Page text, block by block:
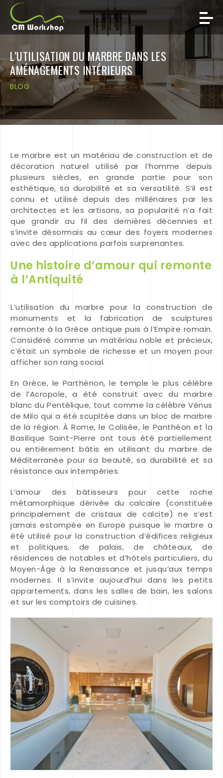
L’UTILISATION DU MARBRE DANS LES
AMÉNAGEMENTS INTÉRIEURS
BLOG
Le marbre est un matériau de construction et de
décoration naturel utilisé par l’homme depuis
plusieurs siècles, en grande partie pour son
esthétique, sa durabilité et sa versatilité. S’il est
connu et utilisé depuis des millénaires par les
architectes et les artisans, sa popularité n’a fait
que grandir au fil des dernières décennies et
s’invite désormais au cœur des foyers modernes
avec des applications parfois surprenantes.
Une histoire d’amour qui remonte
à l’Antiquité
L’utilisation du marbre pour la construction de
monuments et la fabrication de sculptures
remonte à la Grèce antique puis à l’Empire romain.
Considéré comme un matériau noble et précieux,
c’était un symbole de richesse et un moyen pour
afficher son rang social.
En Grèce, le Parthénon, le temple le plus célèbre
de l’Acropole, a été construit avec du marbre
blanc du Pentélique, tout comme la célèbre Vénus
de Milo qui a été scupltée dans un bloc de marbre
de la région. À Rome, le Colisée, le Panthéon et la
Basilique Saint-Pierre ont tous été partiellement
ou entièrement bâtis en utilisant du marbre de
Méditerranée pour sa beauté, sa durabilité et sa
résistance aux intempéries.
L’amour des bâtisseurs pour cette roche
métamorphique dérivée du calcaire (constituée
principalement de cristaux de calcite) ne s’est
jamais estompée en Europe puisque le marbre a
été utilisé pour la construction d’édifices religieux
et politiques, de palais, de châteaux, de
résidences de notables et d’hôtels particuliers, du
Moyen-Âge à la Renaissance et jusqu’aux temps
modernes. Il s’invite aujourd’hui dans les petits
appartements, dans les salles de bain, les salons
et sur les comptoirs de cuisines.